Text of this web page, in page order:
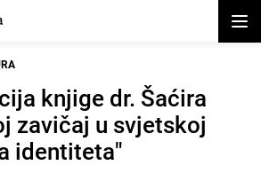
knjige dr. Šaćira
zavičaj u svjetskoj
identiteta"